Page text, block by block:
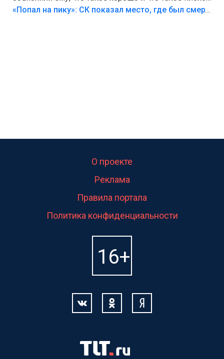
Лезть через такой забор,верх безумия,есть же
«Попал на пику»: СК показал место, где был смертельно травмирован ребенок в Тольятти
О проекте
Реклама
Правила портала
Политика конфиденциальности